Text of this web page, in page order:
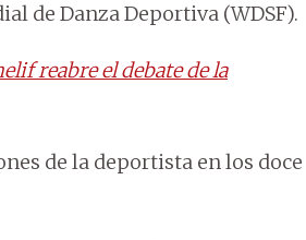
de Danza Deportiva (WDSF).
reabre el debate de la
de la deportista en los doce